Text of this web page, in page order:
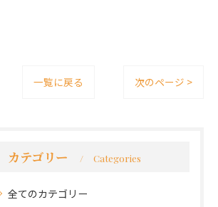
一覧に戻る 次のページ >
カテゴリー Categories
全てのカテゴリー